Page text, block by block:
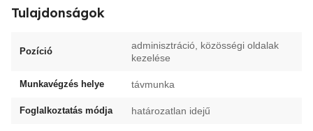
Tulajdonságok
Pozíció
adminisztráció, közösségi oldalak
kezelése
Munkavégzés helye távmunka
Foglalkoztatás módja határozatlan idejű